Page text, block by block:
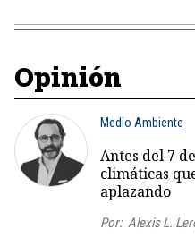
Opinión
Medio Ambiente
Antes del 7
climáticas
aplazando
Por: Alexis L.